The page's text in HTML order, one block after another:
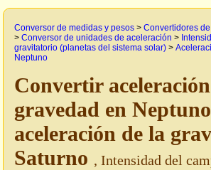
Conversor de medidas y pesos > Convertidores
> Conversor de unidades de aceleración >
gravitatorio (planetas del sistema solar) >
Neptuno
Convertir
gravedad en
aceleración de la
Saturno , Intensidad del